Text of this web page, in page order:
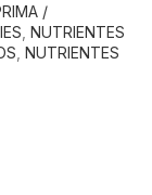
/
NUTRIENTES
NUTRIENTES